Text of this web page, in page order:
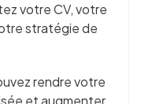
votre CV, votre
stratégie de
rendre votre
et augmenter